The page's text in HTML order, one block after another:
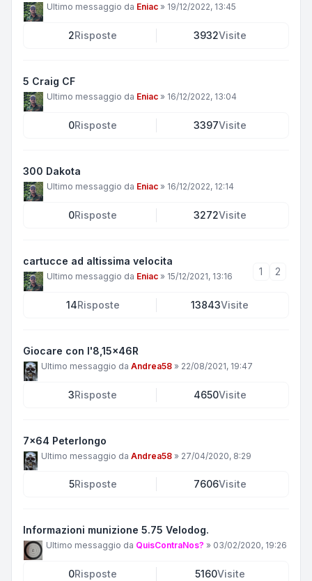
Ultimo messaggio da Eniac » 19/12/2022, 13:45
2Risposte 3932Visite
5 Craig CF
Ultimo messaggio da Eniac » 16/12/2022, 13:04
0Risposte 3397Visite
300 Dakota
Ultimo messaggio da Eniac » 16/12/2022, 12:14
0Risposte 3272Visite
cartucce ad altissima velocita
Ultimo messaggio da Eniac » 15/12/2021, 13:16 1 2
14Risposte 13843Visite
Giocare con l'8,15x46R
Ultimo messaggio da Andrea58 » 22/08/2021, 19:47
3Risposte 4650Visite
7x64 Peterlongo
Ultimo messaggio da Andrea58 » 27/04/2020, 8:29
5Risposte 7606Visite
Informazioni munizione 5.75 Velodog.
Ultimo messaggio da QuisContraNos? » 03/02/2020, 19:26
0Risposte 5160Visite